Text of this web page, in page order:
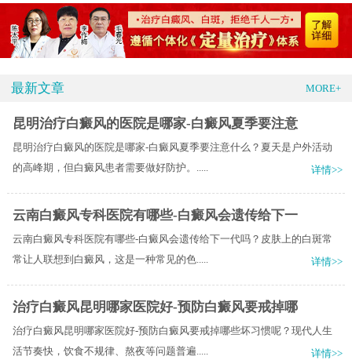
最新文章 MORE+
昆明治疗白癜风的医院是哪家-白癜风夏季要注意
昆明治疗白癜风的医院是哪家-白癜风夏季要注意什么？夏天是户外活动
的高峰期，但白癜风患者需要做好防护。.....
详情>>
云南白癜风专科医院有哪些-白癜风会遗传给下一
云南白癜风专科医院有哪些-白癜风会遗传给下一代吗？皮肤上的白斑常
常让人联想到白癜风，这是一种常见的色.....
详情>>
治疗白癜风昆明哪家医院好-预防白癜风要戒掉哪
治疗白癜风昆明哪家医院好-预防白癜风要戒掉哪些坏习惯呢？现代人生
活节奏快，饮食不规律、熬夜等问题普遍.....
详情>>